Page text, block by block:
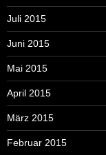
Juli 2015
Juni 2015
Mai 2015
April 2015
März 2015
Februar 2015